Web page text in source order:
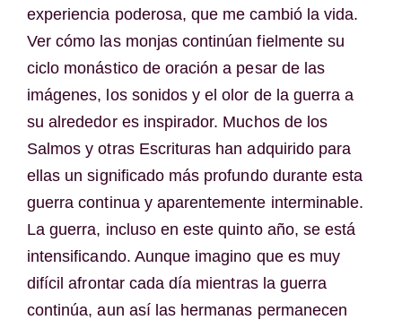
experiencia poderosa, que me cambió la vida.
Ver cómo las monjas continúan fielmente su
ciclo monástico de oración a pesar de las
imágenes, los sonidos y el olor de la guerra a
su alrededor es inspirador. Muchos de los
Salmos y otras Escrituras han adquirido para
ellas un significado más profundo durante esta
guerra continua y aparentemente interminable.
La guerra, incluso en este quinto año, se está
intensificando. Aunque imagino que es muy
difícil afrontar cada día mientras la guerra
continúa, aun así las hermanas permanecen